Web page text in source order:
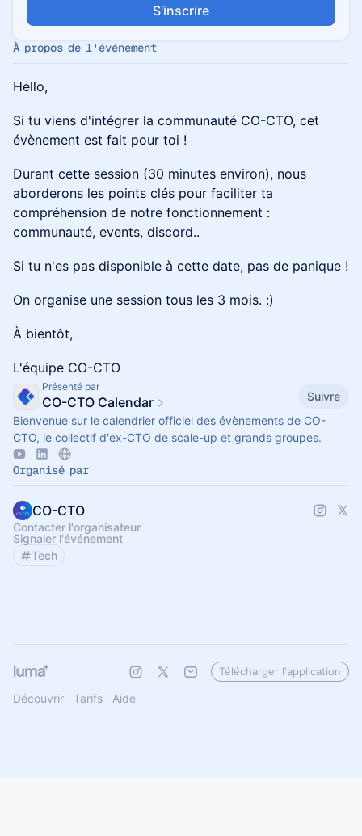
S'inscrire
À propos de l'événement
Hello,
​​​​Si tu viens d'intégrer la communauté CO-CTO, cet
évènement est fait pour toi !
​​​​Durant cette session (30 minutes environ), nous
aborderons les points clés pour faciliter ta
compréhension de notre fonctionnement :
communauté, events, discord..
​​​​Si tu n'es pas disponible à cette date, pas de panique !
​​​​On organise une session tous les 3 mois. :)
​​​​À bientôt,
​​​​L'équipe CO-CTO
Présenté par
CO-CTO Calendar
Suivre
Bienvenue sur le calendrier officiel des évènements de CO-
CTO, le collectif d'ex-CTO de scale-up et grands groupes.
Organisé par
CO-CTO
Contacter l'organisateur
Signaler l'événement
Tech
Découvrir Tarifs Aide
Télécharger l'application